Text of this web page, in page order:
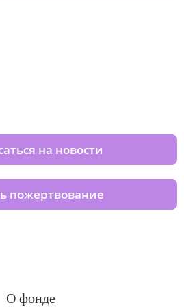
на новости
пожертвование
О фонде